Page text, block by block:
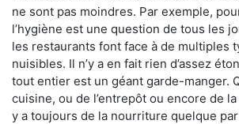
ne sont pas moindres. Par exemple,
l’hygiène est une question de tous les
les restaurants font face à de multiples
nuisibles. Il n’y a en fait rien d’assez
tout entier est un géant garde-manger.
cuisine, ou de l’entrepôt ou encore de
y a toujours de la nourriture quelque